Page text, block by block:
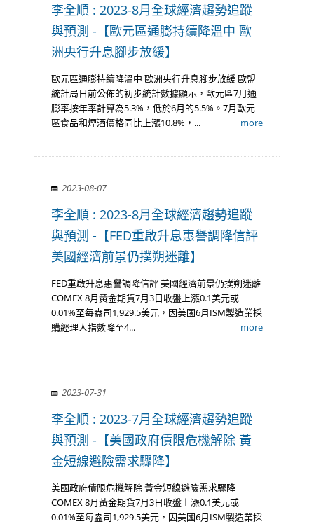
李全順 : 2023-8月全球經濟趨勢追蹤
與預測 -【歐元區通膨持續降溫中 歐
洲央行升息腳步放緩】
歐元區通膨持續降溫中 歐洲央行升息腳步放緩 歐盟
統計局日前公佈的初步統計數據顯示，歐元區7月通
膨率按年率計算為5.3%，低於6月的5.5%。7月歐元
區食品和煙酒價格同比上漲10.8%，...
more
2023-08-07
李全順 : 2023-8月全球經濟趨勢追蹤
與預測 -【FED重啟升息惠譽調降信評
美國經濟前景仍撲朔迷離】
FED重啟升息惠譽調降信評 美國經濟前景仍撲朔迷離
COMEX 8月黃金期貨7月3日收盤上漲0.1美元或
0.01%至每盎司1,929.5美元，因美國6月ISM製造業採
購經理人指數降至4...
more
2023-07-31
李全順 : 2023-7月全球經濟趨勢追蹤
與預測 -【美國政府債限危機解除 黃
金短線避險需求驟降】
美國政府債限危機解除 黃金短線避險需求驟降
COMEX 8月黃金期貨7月3日收盤上漲0.1美元或
0.01%至每盎司1,929.5美元，因美國6月ISM製造業採